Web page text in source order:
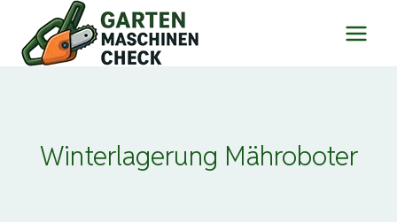
Inhalt
springen
Winterlagerung Mähroboter